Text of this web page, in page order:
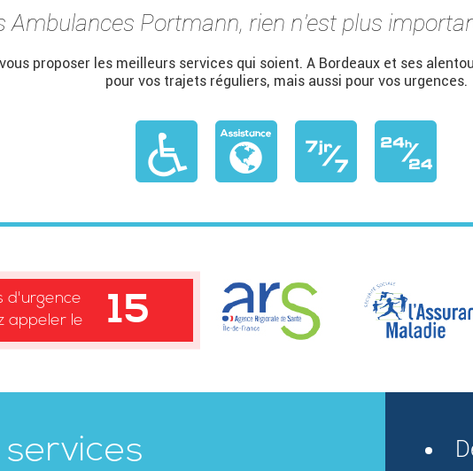
Ambulances Portmann, rien n’est plus
proposer les meilleurs services qui soient. A Bordeaux et ses
pour vos trajets réguliers, mais aussi pour vos urgences.
d'urgence
appeler le
15
services